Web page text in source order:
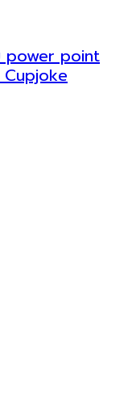
power point
Cupjoke